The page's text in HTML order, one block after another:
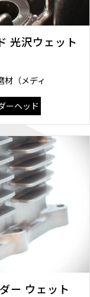
光沢ウェット
（メディ
ーヘッド
ー ウェット